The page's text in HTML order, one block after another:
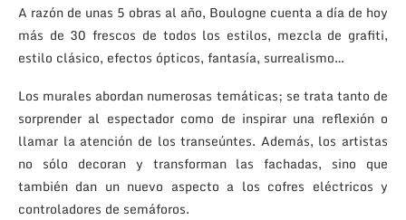
A razón de unas 5 obras al año, Boulogne cuenta a día de hoy
más de 30 frescos de todos los estilos, mezcla de grafiti,
estilo clásico, efectos ópticos, fantasía, surrealismo…
Los murales abordan numerosas temáticas; se trata tanto de
sorprender al espectador como de inspirar una reflexión o
llamar la atención de los transeúntes. Además, los artistas
no sólo decoran y transforman las fachadas, sino que
también dan un nuevo aspecto a los cofres eléctricos y
controladores de semáforos.